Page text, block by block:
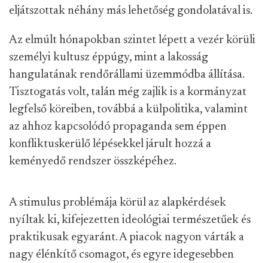
eljátszottak néhány más lehetőség gondolatával is.
Az elmúlt hónapokban szintet lépett a vezér körüli
személyi kultusz éppúgy, mint a lakosság
hangulatának rendőrállami üzemmódba állítása.
Tisztogatás volt, talán még zajlik is a kormányzat
legfelső köreiben, továbbá a külpolitika, valamint
az ahhoz kapcsolódó propaganda sem éppen
konfliktuskerülő lépésekkel járult hozzá a
keményedő rendszer összképéhez.
A stimulus problémája körül az alapkérdések
nyíltak ki, kifejezetten ideológiai természetűek és
praktikusak egyaránt. A piacok nagyon várták a
nagy élénkítő csomagot, és egyre idegesebben